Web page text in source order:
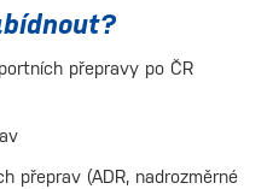
přepravy po ČR
přeprav (ADR, nadrozměrné